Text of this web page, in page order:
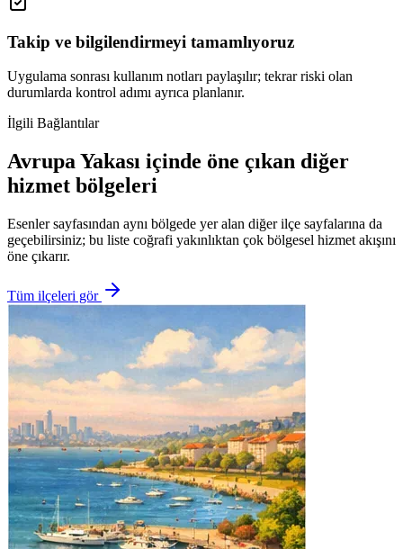
Takip ve bilgilendirmeyi tamamlıyoruz
Uygulama sonrası kullanım notları paylaşılır; tekrar riski olan
durumlarda kontrol adımı ayrıca planlanır.
İlgili Bağlantılar
Avrupa Yakası içinde öne çıkan diğer
hizmet bölgeleri
Esenler sayfasından aynı bölgede yer alan diğer ilçe sayfalarına da
geçebilirsiniz; bu liste coğrafi yakınlıktan çok bölgesel hizmet akışını
öne çıkarır.
Tüm ilçeleri gör